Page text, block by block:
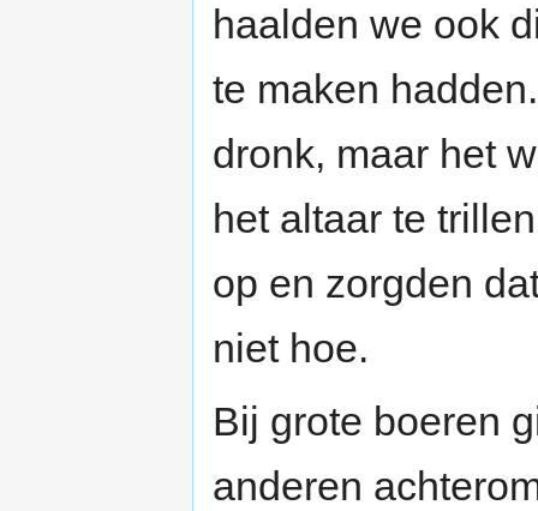
haalden we ook
te maken
dronk, maar het
het altaar te
op en zorgden
niet hoe.
Bij grote boeren
anderen